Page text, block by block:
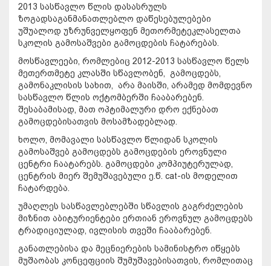
2013 სასწავლო წლის დასასრულს
ზოგადსაგანმანათლებლო დაწესებულებები
უშუალოდ უზრუნველყოფენ მეთორმეტეკლასელთა
სკოლის გამოსაშვები გამოცდების ჩატარებას.
მოსწავლეები, რომლებიც 2012-2013 სასწავლო წელს
მეთერთმეტე კლასში სწავლობენ, გამოცდებს,
გამონაკლისის სახით, არა მაისში, არამედ მომდევნო
სასწავლო წლის ოქტომბერში ჩააბარებენ.
შესაბამისად, მათ ოპტიმალური დრო ექნებათ
გამოცდებისათვის მოსამზადებლად.
ხოლო, მომავალი სასწავლო წლიდან სკოლის
გამოსაშვებ გამოცდებს გამოცდების ეროვნული
ცენტრი ჩაატარებს. გამოცდები კომპიუტერულად,
ცენტრის მიერ შემუშავებული ე.წ. cat-ის მოდელით
ჩატარდება.
უმაღლეს სასწავლებლებში სწავლის გაგრძელების
მიზნით აბიტურიენტები ერთიან ეროვნულ გამოცდებს
ტრადიციულად, ივლისის თვეში ჩააბარებენ.
განათლებისა და მეცნიერების სამინისტრო იწყებს
მუშაობას კონცეფციის შუმუშავებისათვის, რომლითაც